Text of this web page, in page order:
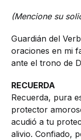
(Mencione su
Guardián del
oraciones en mi
ante el trono de
RECUERDA
Recuerda, pura
protector
acudió a tu
alivio. Confiado,